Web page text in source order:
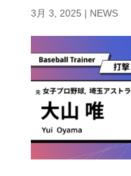
3月 3, 2025 | NEWS